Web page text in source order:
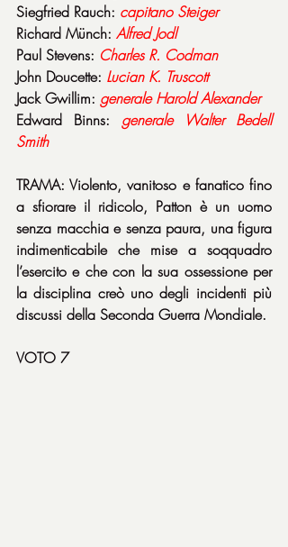
Siegfried Rauch: capitano Steiger
Richard Münch: Alfred Jodl
Paul Stevens: Charles R. Codman
John Doucette: Lucian K. Truscott
Jack Gwillim: generale Harold Alexander
Edward Binns: generale Walter
Bedell
Smith
TRAMA: Violento, vanitoso e fanatico fino
a sfiorare il ridicolo, Patton è un uomo
senza macchia e senza paura, una figura
indimenticabile che mise a soqquadro
l’esercito e che con la sua ossessione per
la disciplina creò uno degli incidenti più
discussi della Seconda Guerra Mondiale.
VOTO 7